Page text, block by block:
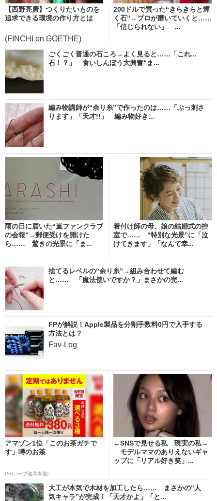
【西野亮廣】つくりたいものを
追求できる環境の作り方とは
(FINCHI on GOETHE)
200ドルで買った“きらきらと輝
く石”→プロが磨いていくと……
「信じられない」 ...
ごくごく普通の石ころ→よく見ると……「これ...
石！？」 食いしんぼう大興奮“ま...
編み物講師が“余り糸”で作ったのは……「ぶっ刺さ
ります」「天才!!」 編み物好き...
雨の日に届いた“嵐ファンクラブ
の会報”→郵便受けを開けた
ら…… 驚きの光景に「ま...
着付け師の母、娘の結婚式の控
室で…… “特別な光景”に「泣
けてきます」「なんて幸...
捨てるレベルの“余り糸”→組み合わせて編む
と…… 「魔法使いですか？」まさかの完...
FPが解説！Apple製品を分割手数料0円で入手する
方法とは？
Fav-Log
アマゾン1位「このお茶ガチで
す」噂のお茶
PR(ハーブ健康本舗)
←SNSで見せる私 現実の私→
モデルママのありえないギャ
ップに「リアル好き笑」...
大工が本気で木材を加工したら…… まさかの“人
気キャラ”が完成！「天才かよ」「と...